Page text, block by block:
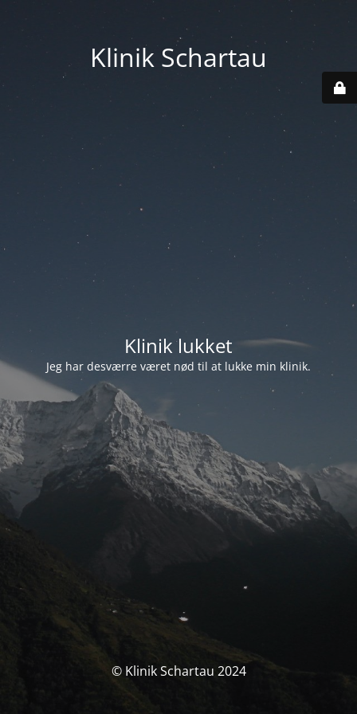
Klinik Schartau
Klinik lukket
Jeg har desværre været nød til at lukke min klinik.
© Klinik Schartau 2024